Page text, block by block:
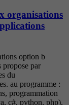
organisations
option b
propose par
du
au programme :
programmation
c#, python, php),